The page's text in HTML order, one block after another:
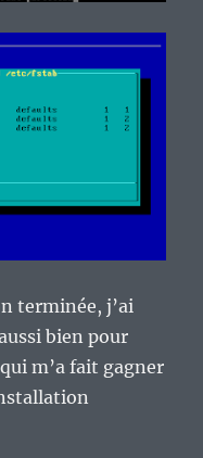
terminée, j’ai
bien pour
m’a fait gagner